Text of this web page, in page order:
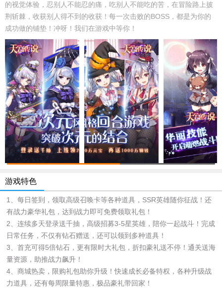
的视觉体验，忍别人不能忍的痛，吃别人不能吃的苦，在冒险路上披
荆斩棘，收获别人得不到的收获！每一次击败的BOSS，都是为你的
成功做的铺垫！冲呀！我们在游戏中等你！
游戏特色
1、每日签到，领取高级召唤卡等各种道具，SSR英雄随你征战！还
有战力豪华礼包，达到战力即可免费领取礼包！
2、连续多天登录送千抽，高级招募3-5星英雄，陪你一起战斗！完成
日常任务，不仅有钻石赠送，还可以领到多种道具！
3、首充可得5倍钻石，更有限时大礼包，折扣豪礼送不停！通关送海
量资源，助推战力飙升！
4、商城热卖，限购礼包助你升级！快速成长必备特权，各种升级战
力道具，还有每周限量特惠，极品豪礼带回家！